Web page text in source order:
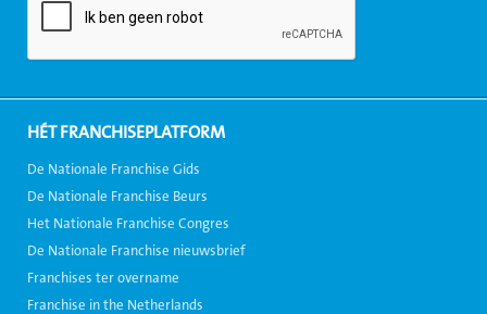
HÉT FRANCHISEPLATFORM
De Nationale Franchise Gids
De Nationale Franchise Beurs
Het Nationale Franchise Congres
De Nationale Franchise nieuwsbrief
Franchises ter overname
Franchise in the Netherlands